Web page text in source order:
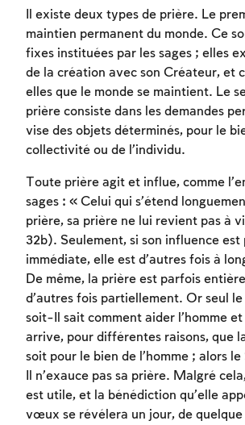
Il existe deux types de prière. Le
maintien permanent du monde. Ce
fixes instituées par les sages ; elles
de la création avec son Créateur, et
elles que le monde se maintient. Le
prière consiste dans les demandes
vise des objets déterminés, pour le
collectivité ou de l’individu.
Toute prière agit et influe, comme
sages : « Celui qui s’étend
prière, sa prière ne lui revient pas à
32b). Seulement, si son influence est
immédiate, elle est d’autres fois à
De même, la prière est parfois
d’autres fois partiellement. Or seul
soit-Il sait comment aider l’homme et
arrive, pour différentes raisons, que
soit pour le bien de l’homme ; alors
Il n’exauce pas sa prière. Malgré
est utile, et la bénédiction qu’elle
vœux se révélera un jour, de
Inscription
Afin d'enregistrer ce que vous
vous devez vous connectez ou